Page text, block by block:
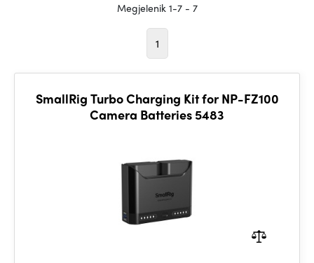
Megjelenik 1-7 - 7
1
SmallRig Turbo Charging Kit for NP-FZ100
Camera Batteries 5483